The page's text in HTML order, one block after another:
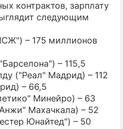
контрактов, зарплату
следующим
– 175 миллионов
– 115,5
("Реал" Мадрид) – 112
– 66,5
Минейро) – 63
Махачкала) – 52
Юнайтед") – 50